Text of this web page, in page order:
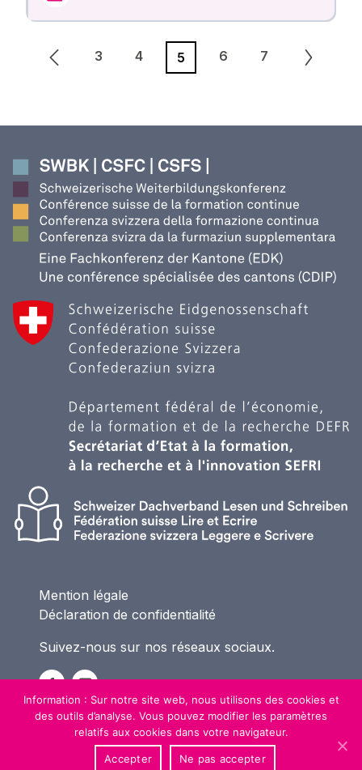
3 4 5 6 7
Mention légale
Déclaration de confidentialité
Suivez-nous sur nos réseaux sociaux.
Information : Sur notre site web, nous utilisons des cookies et
des outils d’analyse. Vous pouvez modifier les paramètres
relatifs aux cookies dans votre navigateur.
Accepter Ne pas accepter